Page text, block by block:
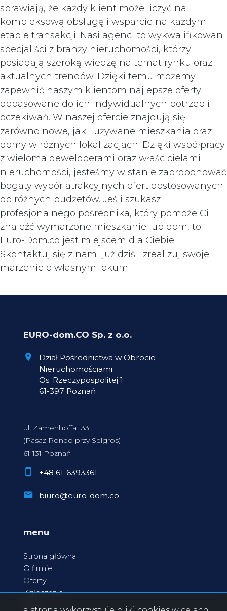
sprawiają, że każdy klient może liczyć na
kompleksową obsługę i wsparcie na każdym
etapie transakcji. Nasi agenci to wykwalifikowani
specjaliści z branży nieruchomości, którzy
posiadają szeroką wiedzę na temat rynku oraz
aktualnych trendów. Dzięki temu możemy
zapewnić naszym klientom najlepsze oferty
dopasowane do ich indywidualnych potrzeb i
oczekiwań. W naszej ofercie znajdują się
zarówno nowe, jak i używane mieszkania oraz
domy w różnych lokalizacjach. Dzięki współpracy
z wieloma deweloperami oraz właścicielami
nieruchomości, jesteśmy w stanie zaproponować
bogaty wybór atrakcyjnych ofert dostosowanych
do różnych budżetów. Jeśli szukasz
profesjonalnego pośrednika, który pomoże Ci
znaleźć wymarzone mieszkanie lub dom, to
Euro-Dom.co jest miejscem dla Ciebie.
Skontaktuj się z nami już dziś i zrealizuj swoje
marzenie o własnym lokum!
EURO-dom.CO Sp. z o.o.
Dział Pośrednictwa w Obrocie
Nieruchomościami
Os. Rzeczypospolitej 1
61-397 Poznań
ul. Zamenhoffa 133
(Pasaż Rondo przy Selgros)
61-131 Poznań
+48 61-6393361
biuro@euro-dom.co
menu
Strona główna
O firmie
Oferty
Zgłoszenia